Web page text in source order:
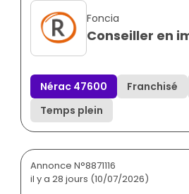
Foncia
Conseiller en
Nérac 47600 Franchisé
Temps plein
Annonce N°8871116
il y a 28 jours (10/07/2026)